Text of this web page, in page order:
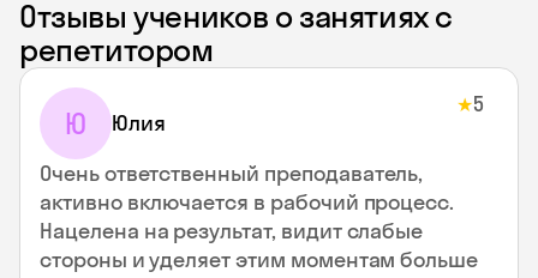
Отзывы учеников о занятиях с
репетитором
Ю Юлия
★5
Очень ответственный преподаватель,
активно включается в рабочий процесс.
Нацелена на результат, видит слабые
стороны и уделяет этим моментам больше